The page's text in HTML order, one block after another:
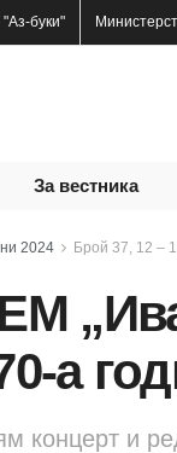
"Аз-буки"
За вестника
2024 Брой 37, 12 –
а
концерт и